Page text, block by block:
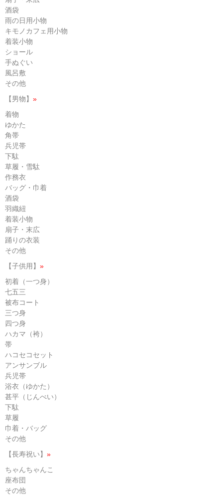
酒袋
雨の日用小物
キモノカフェ用小物
着装小物
ショール
手ぬぐい
風呂敷
その他
【男物】 »
着物
ゆかた
角帯
兵児帯
下駄
草履・雪駄
作務衣
バッグ・巾着
酒袋
羽織紐
着装小物
扇子・末広
踊りの衣装
その他
【子供用】 »
初着（一つ身）
七五三
被布コート
三つ身
四つ身
ハカマ（袴）
帯
ハコセコセット
アンサンブル
兵児帯
浴衣（ゆかた）
甚平（じんべい）
下駄
草履
巾着・バッグ
その他
【長寿祝い】 »
ちゃんちゃんこ
座布団
その他